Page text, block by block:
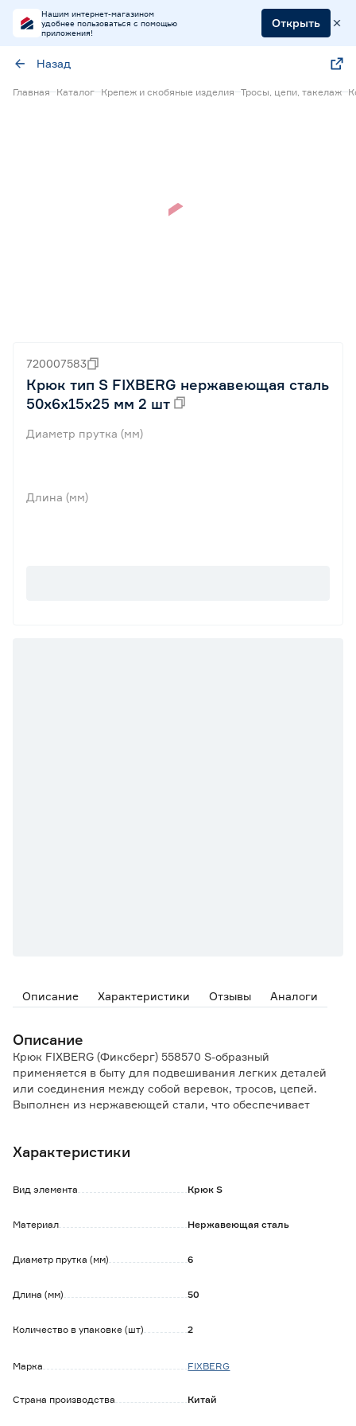
Нашим интернет-магазином
удобнее пользоваться с помощью
приложения!
Открыть
Назад
Главная Каталог Крепеж и скобяные изделия Тросы, цепи, такелаж
720007583
Крюк тип S FIXBERG нержавеющая сталь
50х6х15х25 мм 2 шт
Диаметр прутка (мм)
Длина (мм)
Описание Характеристики Отзывы Аналоги
Описание
Крюк FIXBERG (Фиксберг) 558570 S-образный
применяется в быту для подвешивания легких деталей
или соединения между собой веревок, тросов, цепей.
Выполнен из нержавеющей стали, что обеспечивает
Характеристики
Вид элемента Крюк S
Материал Нержавеющая сталь
Диаметр прутка (мм) 6
Длина (мм) 50
Количество в упаковке (шт) 2
Марка FIXBERG
Страна производства Китай